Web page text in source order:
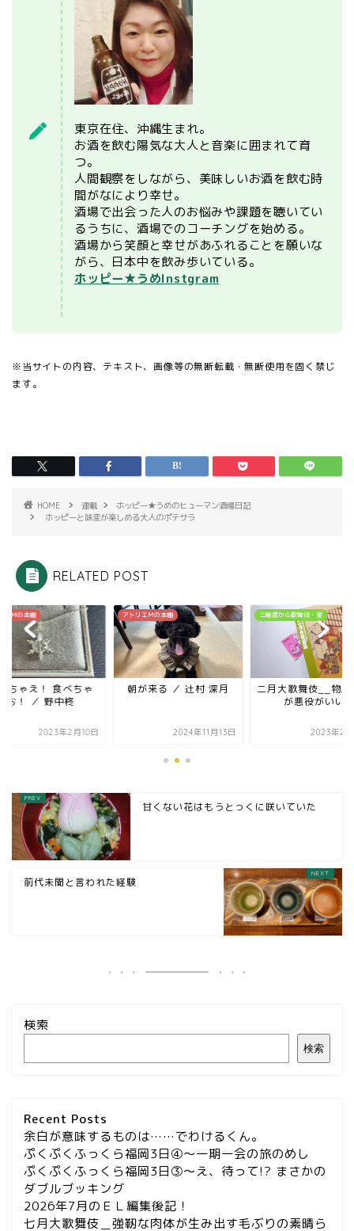
東京在住、沖縄生まれ。
お酒を飲む陽気な大人と音楽に囲まれて育
つ。
人間観察をしながら、美味しいお酒を飲む時
間がなにより幸せ。
酒場で出会った人のお悩みや課題を聴いてい
るうちに、酒場でのコーチングを始める。
酒場から笑顔と幸せがあふれることを願いな
がら、日本中を飲み歩いている。
ホッピー★うめInstgram
※当サイトの内容、テキスト、画像等の無断転載・無断使用を固く禁じ
ます。
HOME 連載
ホッピー★うめのヒューマン酒場日記
ホッピーと味変が楽しめる大人のポテサラ
RELATED POST
エＭの本棚
ちゃえ！ 食べちゃ
お！ ／ 野中柊
2023年2月10日
アトリエＭの本棚
朝が来る ／ 辻村 深月
2024年11月13日
三階席から歌舞伎・愛
二月大歌舞伎__物騒
が悪役がいい
2023年2
甘くない花はもうとっくに咲いていた
前代未聞と言われた経験
検索
検索
Recent Posts
余白が意味するものは……でわけるくん。
ぷくぷくふっくら福岡3日④～一期一会の旅のめし
ぷくぷくふっくら福岡3日③～え、待って!? まさかの
ダブルブッキング
2026年7月のＥＬ編集後記！
七月大歌舞伎＿強靭な肉体が生み出す毛ぶりの素晴ら